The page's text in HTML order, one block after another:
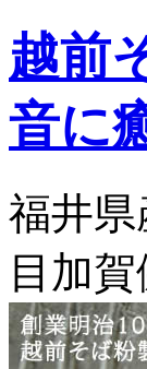
越前
音に
福井
目加